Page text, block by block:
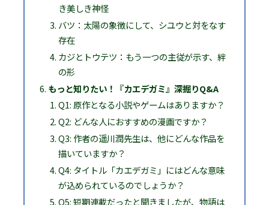
き美しき神怪
バツ：太陽の象徴にして、シユウと対をなす
存在
カジとトウテツ：もう一つの主従が示す、絆
の形
もっと知りたい！『カエデガミ』深掘りQ&A
Q1: 原作となる小説やゲームはありますか？
Q2: どんな人におすすめの漫画ですか？
Q3: 作者の遥川潤先生は、他にどんな作品を
描いていますか？
Q4: タイトル「カエデガミ」にはどんな意味
が込められているのでしょうか？
Q5: 短期連載だったと聞きましたが、物語は